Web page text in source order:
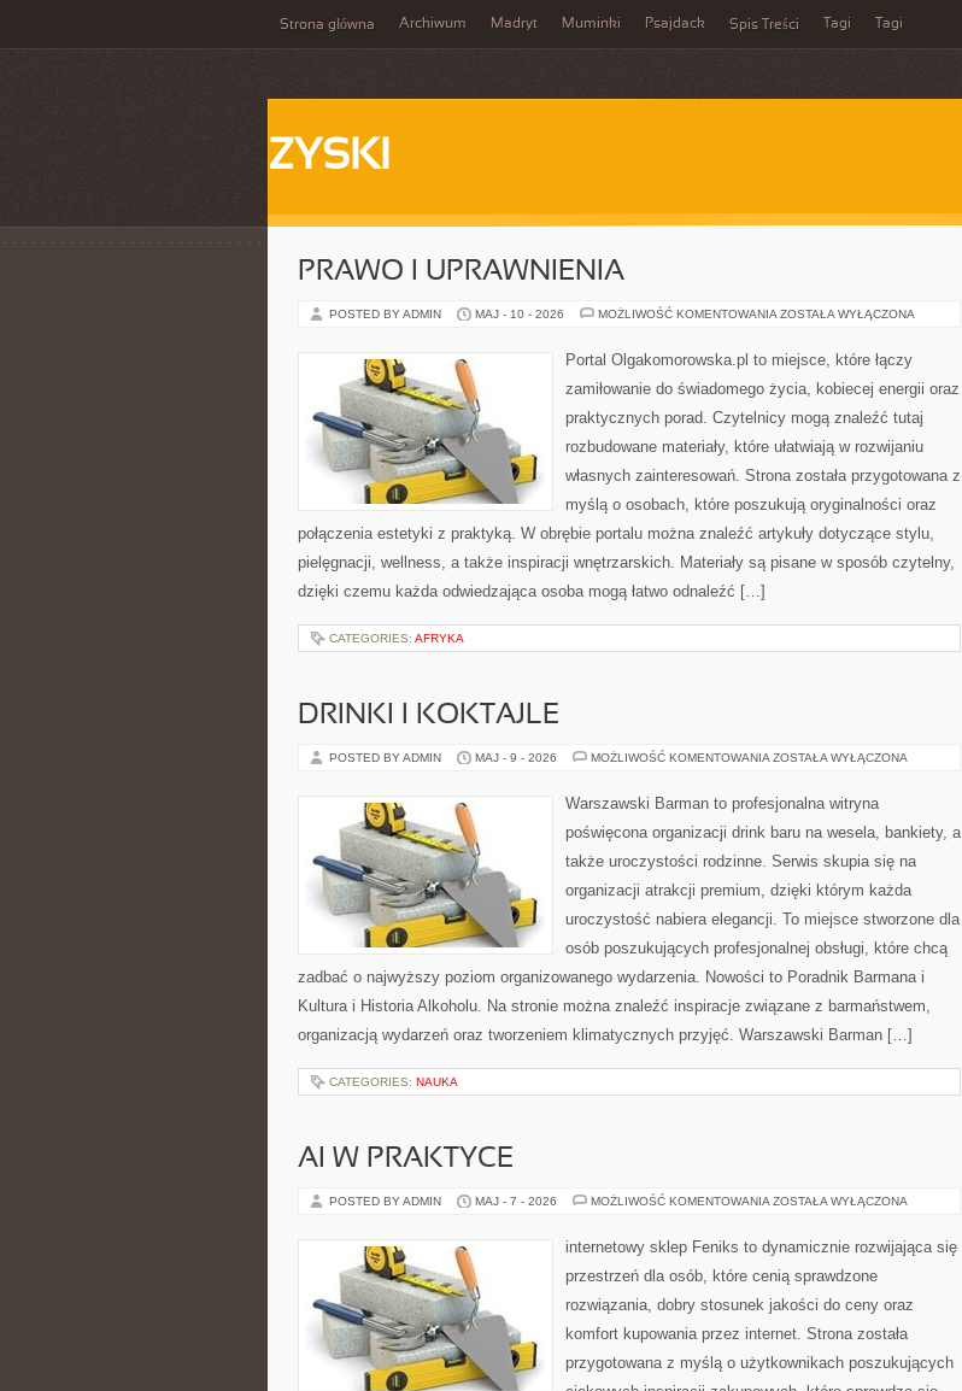
Strona główna Archiwum Madryt Muminki Psajdack Spis Treści Tagi Tagi
ZYSKI
PRAWO I UPRAWNIENIA
POSTED BY ADMIN MAJ - 10 - 2026 MOŻLIWOŚĆ KOMENTOWANIA PRAWO
ZOSTAŁA WYŁĄCZONA
Portal Olgakomorowska.pl to miejsce, które łączy
zamiłowanie do świadomego życia, kobiecej energii oraz
praktycznych porad. Czytelnicy mogą znaleźć tutaj
rozbudowane materiały, które ułatwiają w rozwijaniu
własnych zainteresowań. Strona została przygotowana z
myślą o osobach, które poszukują oryginalności oraz
połączenia estetyki z praktyką. W obrębie portalu można znaleźć artykuły dotyczące stylu,
pielęgnacji, wellness, a także inspiracji wnętrzarskich. Materiały są pisane w sposób czytelny,
dzięki czemu każda odwiedzająca osoba mogą łatwo odnaleźć […]
CATEGORIES: AFRYKA
DRINKI I KOKTAJLE
POSTED BY ADMIN MAJ - 9 - 2026 MOŻLIWOŚĆ KOMENTOWANIA DRINKI
ZOSTAŁA WYŁĄCZONA
Warszawski Barman to profesjonalna witryna
poświęcona organizacji drink baru na wesela, bankiety, a
także uroczystości rodzinne. Serwis skupia się na
organizacji atrakcji premium, dzięki którym każda
uroczystość nabiera elegancji. To miejsce stworzone dla
osób poszukujących profesjonalnej obsługi, które chcą
zadbać o najwyższy poziom organizowanego wydarzenia. Nowości to Poradnik Barmana i
Kultura i Historia Alkoholu. Na stronie można znaleźć inspiracje związane z barmaństwem,
organizacją wydarzeń oraz tworzeniem klimatycznych przyjęć. Warszawski Barman […]
CATEGORIES: NAUKA
AI W PRAKTYCE
POSTED BY ADMIN MAJ - 7 - 2026 MOŻLIWOŚĆ KOMENTOWANIA AI
ZOSTAŁA WYŁĄCZONA
internetowy sklep Feniks to dynamicznie rozwijająca się
przestrzeń dla osób, które cenią sprawdzone
rozwiązania, dobry stosunek jakości do ceny oraz
komfort kupowania przez internet. Strona została
przygotowana z myślą o użytkownikach poszukujących